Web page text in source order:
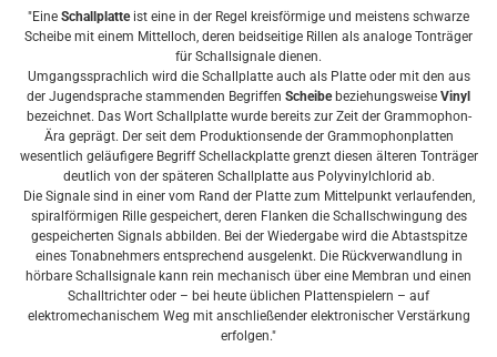
"Eine Schallplatte ist eine in der Regel kreisförmige und meistens schwarze
Scheibe mit einem Mittelloch, deren beidseitige Rillen als analoge Tonträger
für Schallsignale dienen.
Umgangssprachlich wird die Schallplatte auch als Platte oder mit den aus
der Jugendsprache stammenden Begriffen Scheibe beziehungsweise Vinyl
bezeichnet. Das Wort Schallplatte wurde bereits zur Zeit der Grammophon-
Ära geprägt. Der seit dem Produktionsende der Grammophonplatten
wesentlich geläufigere Begriff Schellackplatte grenzt diesen älteren Tonträger
deutlich von der späteren Schallplatte aus Polyvinylchlorid ab.
Die Signale sind in einer vom Rand der Platte zum Mittelpunkt verlaufenden,
spiralförmigen Rille gespeichert, deren Flanken die Schallschwingung des
gespeicherten Signals abbilden. Bei der Wiedergabe wird die Abtastspitze
eines Tonabnehmers entsprechend ausgelenkt. Die Rückverwandlung in
hörbare Schallsignale kann rein mechanisch über eine Membran und einen
Schalltrichter oder – bei heute üblichen Plattenspielern – auf
elektromechanischem Weg mit anschließender elektronischer Verstärkung
erfolgen."